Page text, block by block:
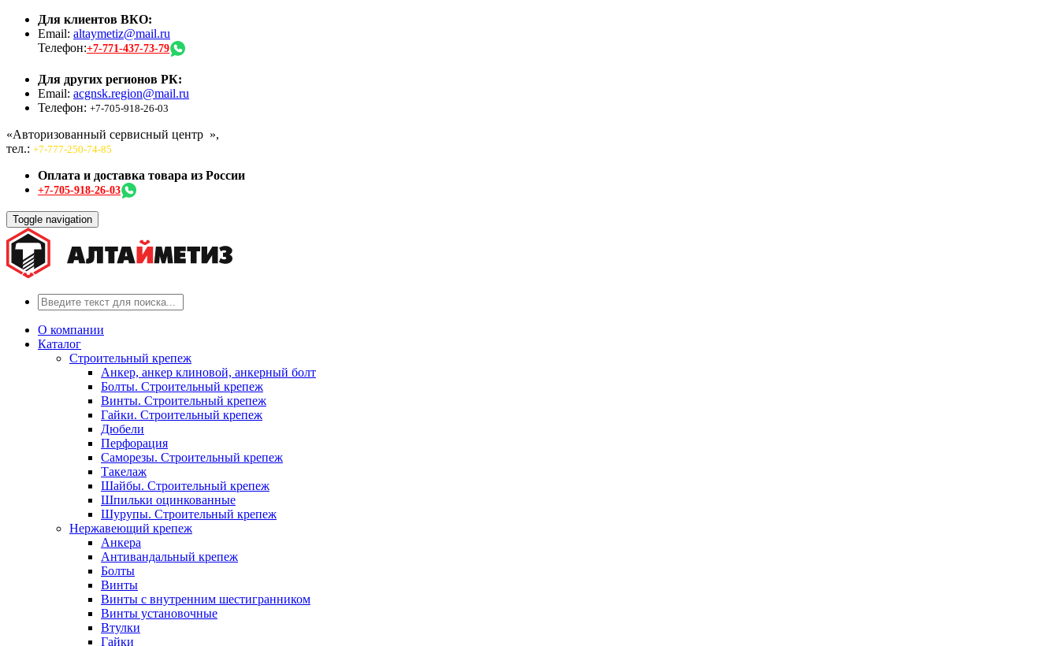
Для клиентов ВКО:
Email: altaymetiz@mail.ru
Телефон:+7-771-437-73-79
Для других регионов РК:
Email: acgnsk.region@mail.ru
Телефон: +7-705-918-26-03
«Авторизованный сервисный центр »,
тел.: +7-777-250-74-85
Оплата и доставка товара из России
+7-705-918-26-03
Toggle navigation
О компании
Каталог
Строительный крепеж
Анкер, анкер клиновой, анкерный болт
Болты. Строительный крепеж
Винты. Строительный крепеж
Гайки. Строительный крепеж
Дюбели
Перфорация
Саморезы. Строительный крепеж
Такелаж
Шайбы. Строительный крепеж
Шпильки оцинкованные
Шурупы. Строительный крепеж
Нержавеющий крепеж
Анкера
Антивандальный крепеж
Болты
Винты
Винты с внутренним шестигранником
Винты установочные
Втулки
Гайки